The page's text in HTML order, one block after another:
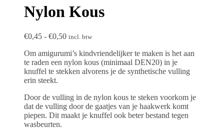
Nylon Kous
€0,45 - €0,50Prijsklasse:
tot
€0,50
incl. btw
Om amigurumi’s kindvriendelijker te maken is het aan
te raden een nylon kous (minimaal DEN20) in je
knuffel te stekken alvorens je de synthetische vulling
erin steekt.
Door de vulling in de nylon kous te steken voorkom je
dat de vulling door de gaatjes van je haakwerk komt
piepen. Dit maakt je knuffel ook beter bestand tegen
wasbeurten.